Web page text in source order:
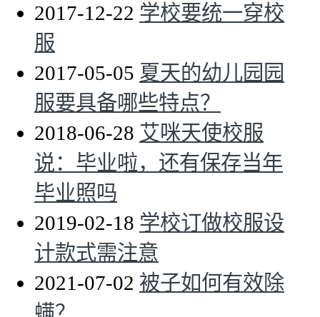
2017-12-22 学校要统一穿校
服
2017-05-05 夏天的幼儿园园
服要具备哪些特点？
2018-06-28 艾咪天使校服
说：毕业啦，还有保存当年
毕业照吗
2019-02-18 学校订做校服设
计款式需注意
2021-07-02 被子如何有效除
螨？